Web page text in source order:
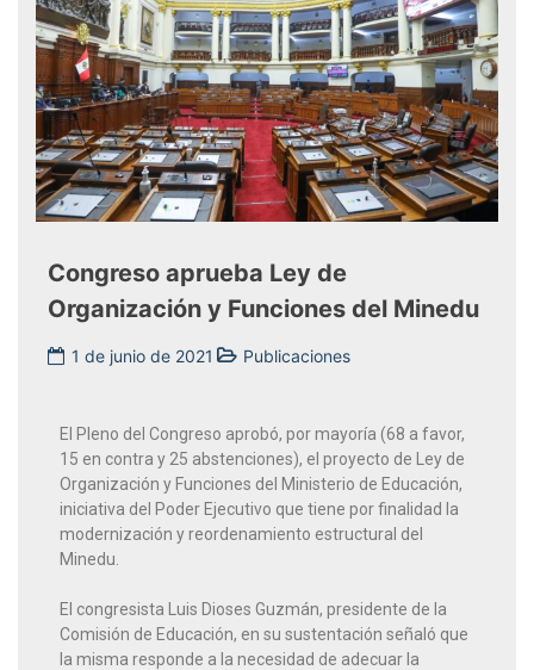
Congreso aprueba Ley de
Organización y Funciones del Minedu
1 de junio de 2021 Publicaciones
El Pleno del Congreso aprobó, por mayoría (68 a favor,
15 en contra y 25 abstenciones), el proyecto de Ley de
Organización y Funciones del Ministerio de Educación,
iniciativa del Poder Ejecutivo que tiene por finalidad la
modernización y reordenamiento estructural del
Minedu.
El congresista Luis Dioses Guzmán, presidente de la
Comisión de Educación, en su sustentación señaló que
la misma responde a la necesidad de adecuar la